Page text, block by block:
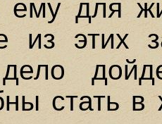
ему для
из этих
стать